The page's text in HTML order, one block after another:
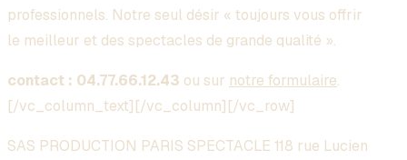
professionnels. Notre seul désir « toujours vous offrir
le meilleur et des spectacles de grande qualité ».
contact : 04.77.66.12.43 ou sur notre formulaire.
[/vc_column_text][/vc_column][/vc_row]
SAS PRODUCTION PARIS SPECTACLE 118 rue Lucien